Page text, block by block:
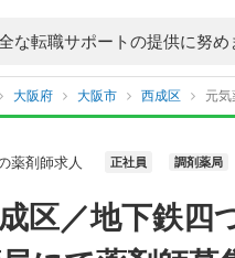
な転職サポートの提供に努め
大阪府 大阪市 西成区 元
薬剤師求人 正社員 調剤薬局
成区／地下鉄